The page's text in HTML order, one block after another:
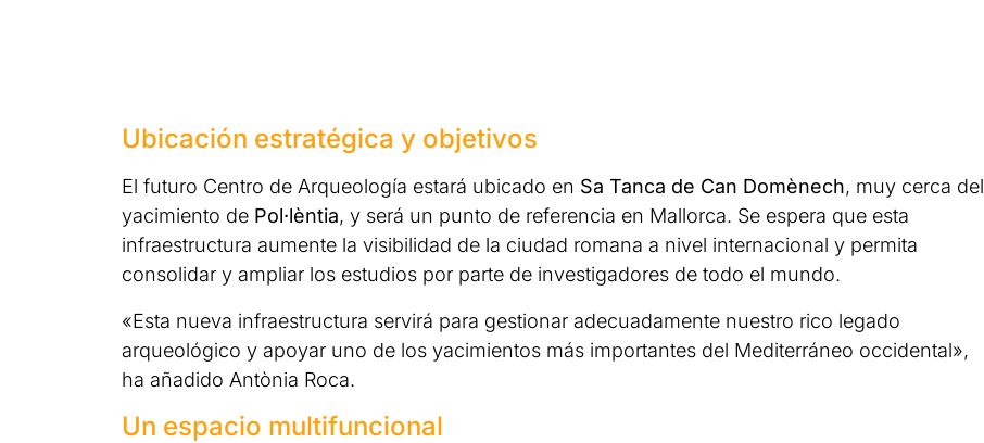
Ubicación estratégica y objetivos
El futuro Centro de Arqueología estará ubicado en Sa Tanca de Can Domènech, muy cerca del
yacimiento de Pol·lèntia, y será un punto de referencia en Mallorca. Se espera que esta
infraestructura aumente la visibilidad de la ciudad romana a nivel internacional y permita
consolidar y ampliar los estudios por parte de investigadores de todo el mundo.
«Esta nueva infraestructura servirá para gestionar adecuadamente nuestro rico legado
arqueológico y apoyar uno de los yacimientos más importantes del Mediterráneo occidental»,
ha añadido Antònia Roca.
Un espacio multifuncional